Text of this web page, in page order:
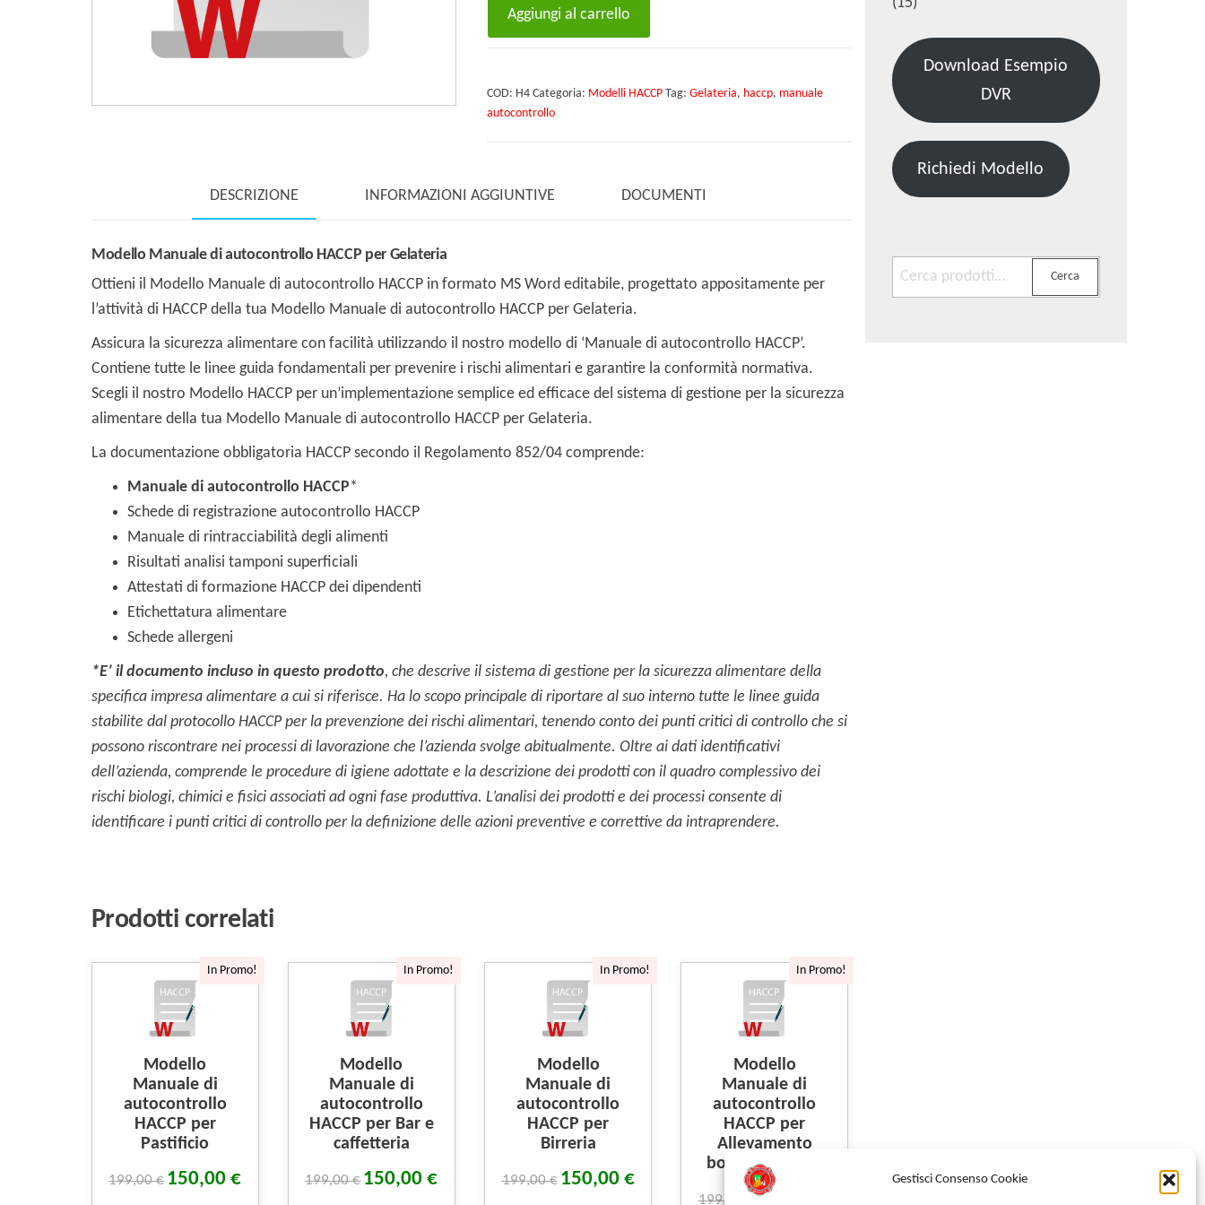
Gestisci Consenso Cookie
Aggiungi al carrello
COD: H4 Categoria: Modelli HACCP Tag: Gelateria, haccp, manuale
autocontrollo
DESCRIZIONE INFORMAZIONI AGGIUNTIVE DOCUMENTI
Modello Manuale di autocontrollo HACCP per Gelateria
Ottieni il Modello Manuale di autocontrollo HACCP in formato MS Word editabile, progettato appositamente per
l’attività di HACCP della tua Modello Manuale di autocontrollo HACCP per Gelateria.
Assicura la sicurezza alimentare con facilità utilizzando il nostro modello di ‘Manuale di autocontrollo HACCP’.
Contiene tutte le linee guida fondamentali per prevenire i rischi alimentari e garantire la conformità normativa.
Scegli il nostro Modello HACCP per un’implementazione semplice ed efficace del sistema di gestione per la sicurezza
alimentare della tua Modello Manuale di autocontrollo HACCP per Gelateria.
La documentazione obbligatoria HACCP secondo il Regolamento 852/04 comprende:
Manuale di autocontrollo HACCP*
Schede di registrazione autocontrollo HACCP
Manuale di rintracciabilità degli alimenti
Risultati analisi tamponi superficiali
Attestati di formazione HACCP dei dipendenti
Etichettatura alimentare
Schede allergeni
*E’ il documento incluso in questo prodotto, che descrive il sistema di gestione per la sicurezza alimentare della
specifica impresa alimentare a cui si riferisce. Ha lo scopo principale di riportare al suo interno tutte le linee guida
stabilite dal protocollo HACCP per la prevenzione dei rischi alimentari, tenendo conto dei punti critici di controllo che si
possono riscontrare nei processi di lavorazione che l’azienda svolge abitualmente. Oltre ai dati identificativi
dell’azienda, comprende le procedure di igiene adottate e la descrizione dei prodotti con il quadro complessivo dei
rischi biologi, chimici e fisici associati ad ogni fase produttiva. L’analisi dei prodotti e dei processi consente di
identificare i punti critici di controllo per la definizione delle azioni preventive e correttive da intraprendere.
Prodotti correlati
In Promo!
Modello
Manuale di
autocontrollo
HACCP per
Pastificio
199,00€ 150,00€
In Promo!
Modello
Manuale di
autocontrollo
HACCP per Bar e
caffetteria
199,00€ 150,00€
In Promo!
Modello
Manuale di
autocontrollo
HACCP per
Birreria
199,00€ 150,00 €
In Promo!
Modello
Manuale di
autocontrollo
HACCP per
Allevamento
bovini da carne
199,00 150,00
Download Esempio
DVR
Richiedi Modello
Cerca:
Cerca